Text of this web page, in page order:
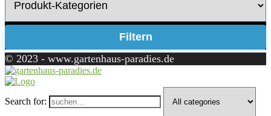
Filtern
© 2023 - www.gartenhaus-paradies.de
Search for: